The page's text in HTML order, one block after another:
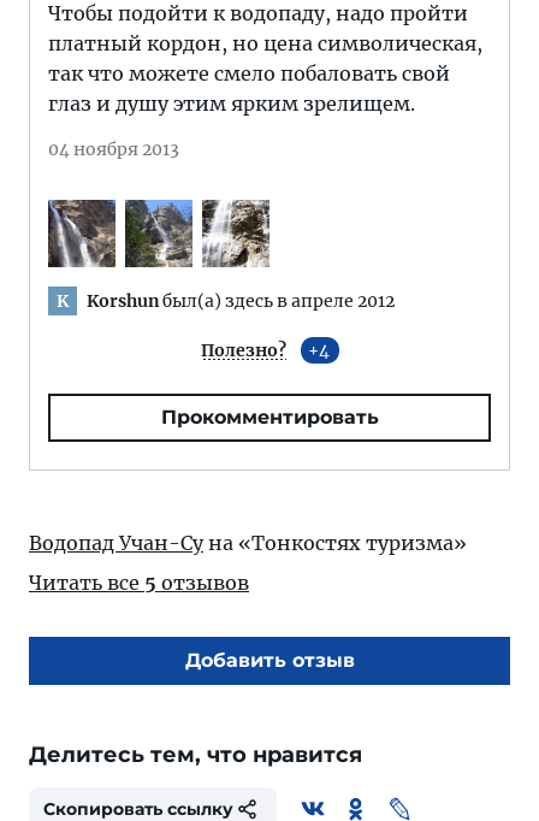
Чтобы подойти к водопаду, надо пройти
платный кордон, но цена символическая,
так что можете смело побаловать свой
глаз и душу этим ярким зрелищем.
04 ноября 2013
K Korshunбыл(а) здесь в апреле 2012
Полезно? 4
Прокомментировать
Водопад Учан-Суна «Тонкостях туризма»
Читать все 5 отзывов
Добавить отзыв
Делитесь тем, что нравится
Скопировать ссылку